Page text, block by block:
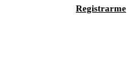
Registrarme